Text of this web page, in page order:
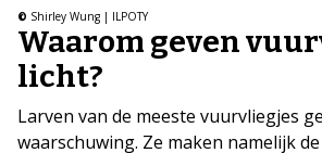
© Shirley Wung | ILPOTY
Waarom geven
licht?
Larven van de meeste vuurvliegjes
waarschuwing. Ze maken namelijk